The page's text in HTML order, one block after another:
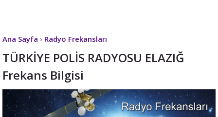
Ana Sayfa › Radyo Frekansları
TÜRKİYE POLİS RADYOSU ELAZIĞ
Frekans Bilgisi